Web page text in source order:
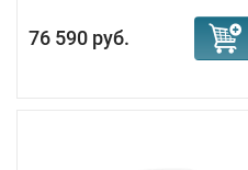
76 590 руб.